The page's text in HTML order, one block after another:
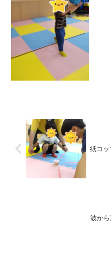
紙コッ
波か